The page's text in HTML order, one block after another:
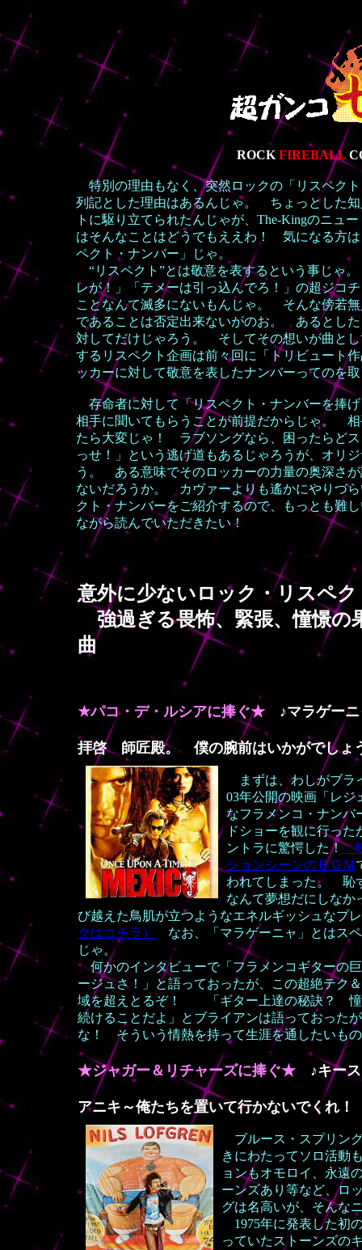
ROCK FIREBALL
特別の理由もなく、突然ロックの「リスペク
列記とした理由はあるんじゃ。 ちょっとした
トに駆り立てられたんじゃが、 The-Kingのニュ
はそんなことはどうでもええわ！ 気になる方
ペクト・ナンバー」じゃ。
“リスペクト”とは敬意を表するという事じゃ
レが！」「テメーは引っ込んでろ！」の超ジコ
ことなんて滅多にないもんじゃ。 そんな傍若
であることは否定出来ないがのお。 あるとし
対してだけじゃろう。 そしてその想いが曲と
するリスペクト企画は前々回に「トリビュート
ッカーに対して敬意を表したナンバーってのを
存命者に対して「リスペクト・ナンバーを捧
相手に聞いてもらうことが前提だからじゃ。
たら大変じゃ！ ラブソングなら、困ったらど
っせ！」という逃げ道もあるじゃろうが、オリ
う。 ある意味でそのロッカーの力量の奥深さ
ないだろうか。 カヴァーよりも遙かにやりづ
クト・ナンバーをご紹介するので、もっとも難
ながら読んでいただきたい！
意外に少ないロック・リスペ
強過ぎる畏怖、緊張、憧憬の
曲
★パコ・デ・ルシアに捧ぐ★ ♪マラゲーニ
拝啓 師匠殿。 僕の腕前はいかがでしょ
まずは、わしがブラ
03年公開の映画「レジ
なフラメンコ・ナン
ドショーを観に行っ
ントラに驚愕した！映
ションシーンのＢＧＭ
われてしまった。 恥
なんて夢想だにしな
び越えた鳥肌が立つようなエネルギッシュな
クはコチラ）
なお、「マラゲーニャ」とはス
じゃ。
何かのインタビューで「フラメンコギターの
ージュさ！」と語っておったが、この超絶テク
域を超えとるぞ！ 「ギター上達の秘訣？ 憧
続けることだよ」とブライアンは語っておった
な！ そういう情熱を持って生涯を通したいも
★ジャガー＆リチャーズに捧ぐ★ ♪キース
アニキ～俺たちを置いて行かないでくれ！
ブルース・スプリン
きにわたってソロ活動
ョンもオモロイ、永遠
ーンズあり等など、ロ
グは名高いが、そんな
1975年に発表した初
っていたストーンズの